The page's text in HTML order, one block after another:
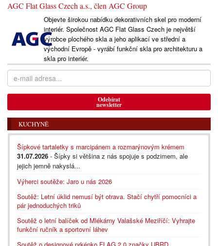
AGC Flat Glass Czech a.s., člen AGC Group
Objevte širokou nabídku dekorativních skel pro moderní
interiér. Společnost AGC Flat Glass Czech je největší
výrobce plochého skla a jeho aplikací ve střední a
východní Evropě - vyrábí funkční skla pro architekturu a
skla pro interiér.
Odebírat
newsletter
KUCHYNĚ
Šípkové tartaletky s marcipánem a rozmarýnovým krémem
31.07.2026 - Šípky si většina z nás spojuje s podzimem, ale
jejich jemně nakyslá...
Výherci soutěže: Jaro u nás 2026
Soutěž: Letní úklid nemusí být otrava. Stačí chytří pomocníci a
pár jednoduchých triků
Soutěž o letní balíček od Mlékárny Valašské Meziříčí: Vyhrajte
funkční ručník a sportovní láhev